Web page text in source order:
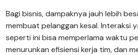
Bagi bisnis, dampaknya jauh lebih
membuat pelanggan kesal. Interaksi
seperti ini bisa memperlama waktu
menurunkan efisiensi kerja tim, dan